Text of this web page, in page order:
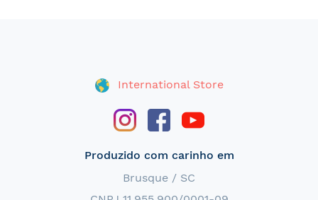
International Store
Produzido com carinho em
Brusque / SC